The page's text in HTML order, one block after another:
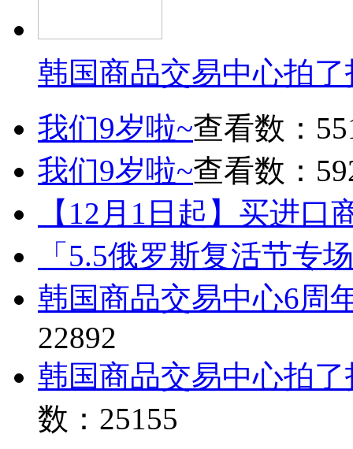
韩国商品交易中心拍
我们9岁啦~查看数：
我们9岁啦~查看数：
【12月1日起】买进口
「5.5俄罗斯复活节专
韩国商品交易中心6周
22892
韩国商品交易中心拍
数：25155